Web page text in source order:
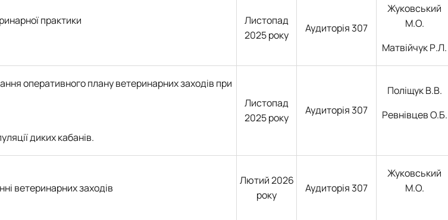
практики
Листопад
2025 року
Аудиторія 307
Жуковський
М.О.
Матвійчук Р.Л.
оперативного плану ветеринарних заходів при
диких кабанів.
Листопад
2025 року
Аудиторія 307
Поліщук В.В.
Ревнівцев О.Б.
ветеринарних заходів
Лютий 2026
року
Аудиторія 307
Жуковський
М.О.